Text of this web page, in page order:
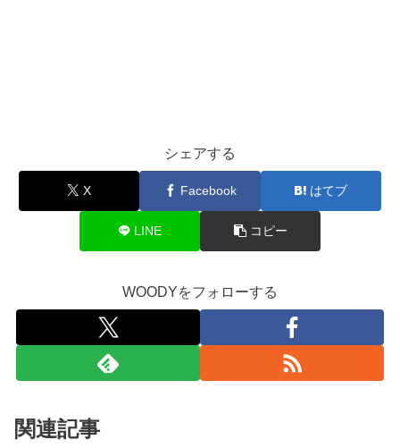
シェアする
X Facebook はてブ
LINE コピー
WOODYをフォローする
関連記事